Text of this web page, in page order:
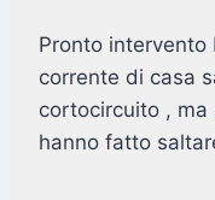
Pronto intervento
corrente di casa
cortocircuito , ma
hanno fatto